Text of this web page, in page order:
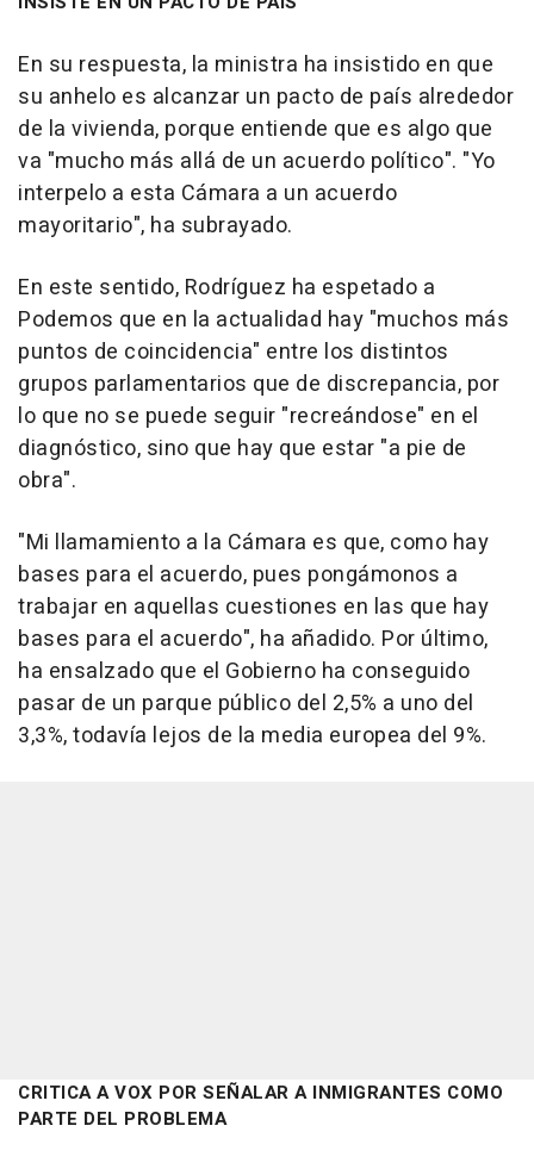
En su respuesta, la ministra ha insistido en que
su anhelo es alcanzar un pacto de país alrededor
de la vivienda, porque entiende que es algo que
va "mucho más allá de un acuerdo político". "Yo
interpelo a esta Cámara a un acuerdo
mayoritario", ha subrayado.
En este sentido, Rodríguez ha espetado a
Podemos que en la actualidad hay "muchos más
puntos de coincidencia" entre los distintos
grupos parlamentarios que de discrepancia, por
lo que no se puede seguir "recreándose" en el
diagnóstico, sino que hay que estar "a pie de
obra".
"Mi llamamiento a la Cámara es que, como hay
bases para el acuerdo, pues pongámonos a
trabajar en aquellas cuestiones en las que hay
bases para el acuerdo", ha añadido. Por último,
ha ensalzado que el Gobierno ha conseguido
pasar de un parque público del 2,5% a uno del
3,3%, todavía lejos de la media europea del 9%.
CRITICA A VOX POR SEÑALAR A INMIGRANTES COMO
PARTE DEL PROBLEMA